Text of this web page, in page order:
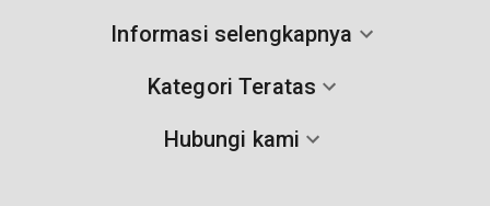
Informasi selengkapnya
Kategori Teratas
Hubungi kami